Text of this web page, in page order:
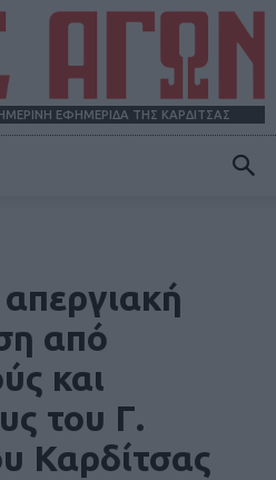
ΕΦΗΜΕΡΙΔΑ ΤΗΣ ΚΑΡΔΙΤΣΑΣ
από
και
του Γ.
Καρδίτσας